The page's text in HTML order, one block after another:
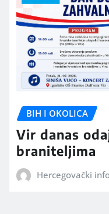
BIH I OKOLICA
Vir danas
braniteljima
Hercegovački